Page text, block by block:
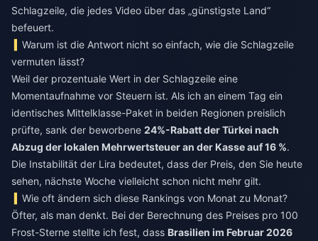
Schlagzeile, die jedes Video über das „günstigste Land“
befeuert.
Warum ist die Antwort nicht so einfach, wie die Schlagzeile
vermuten lässt?
Weil der prozentuale Wert in der Schlagzeile eine
Momentaufnahme vor Steuern ist. Als ich an einem Tag ein
identisches Mittelklasse-Paket in beiden Regionen preislich
prüfte, sank der beworbene 24%-Rabatt der Türkei nach
Abzug der lokalen Mehrwertsteuer an der Kasse auf 16 %.
Die Instabilität der Lira bedeutet, dass der Preis, den Sie heute
sehen, nächste Woche vielleicht schon nicht mehr gilt.
Wie oft ändern sich diese Rankings von Monat zu Monat?
Öfter, als man denkt. Bei der Berechnung des Preises pro 100
Frost-Sterne stellte ich fest, dass Brasilien im Februar 2026